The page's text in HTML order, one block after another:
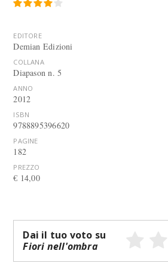
EDITORE
Demian Edizioni
COLLANA
Diapason n. 5
ANNO
2012
ISBN
9788895396620
PAGINE
182
PREZZO
€ 14,00
Dai il tuo voto su
Fiori nell'ombra